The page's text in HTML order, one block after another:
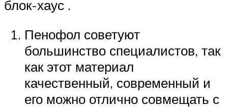
блок-хаус .
Пенофол советуют
большинство специалистов, так
как этот материал
качественный, современный и
его можно отлично совмещать с